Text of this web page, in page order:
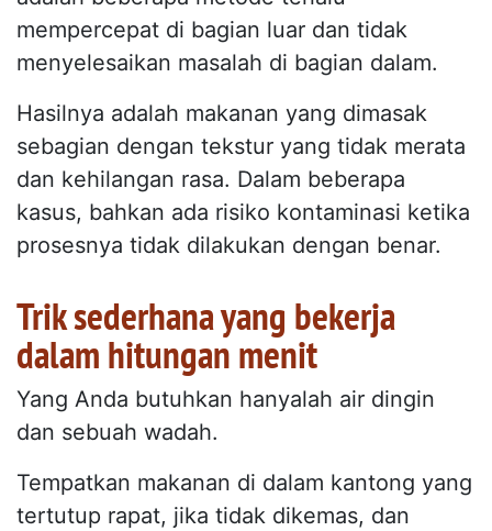
mempercepat di bagian luar dan tidak
menyelesaikan masalah di bagian dalam.
Hasilnya adalah makanan yang dimasak
sebagian dengan tekstur yang tidak merata
dan kehilangan rasa. Dalam beberapa
kasus, bahkan ada risiko kontaminasi ketika
prosesnya tidak dilakukan dengan benar.
Trik sederhana yang bekerja
dalam hitungan menit
Yang Anda butuhkan hanyalah air dingin
dan sebuah wadah.
Tempatkan makanan di dalam kantong yang
tertutup rapat, jika tidak dikemas, dan